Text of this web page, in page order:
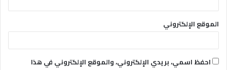
الموقع الإلكتروني
احفظ اسمي، بريدي الإلكتروني، والموقع الإلكتروني في هذا